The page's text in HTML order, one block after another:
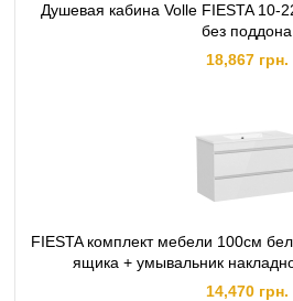
Душевая кабина Volle FIESTA 10-
без поддона
18,867 грн.
FIESTA комплект мебели 100см
ящика + умывальник
14,470 грн.